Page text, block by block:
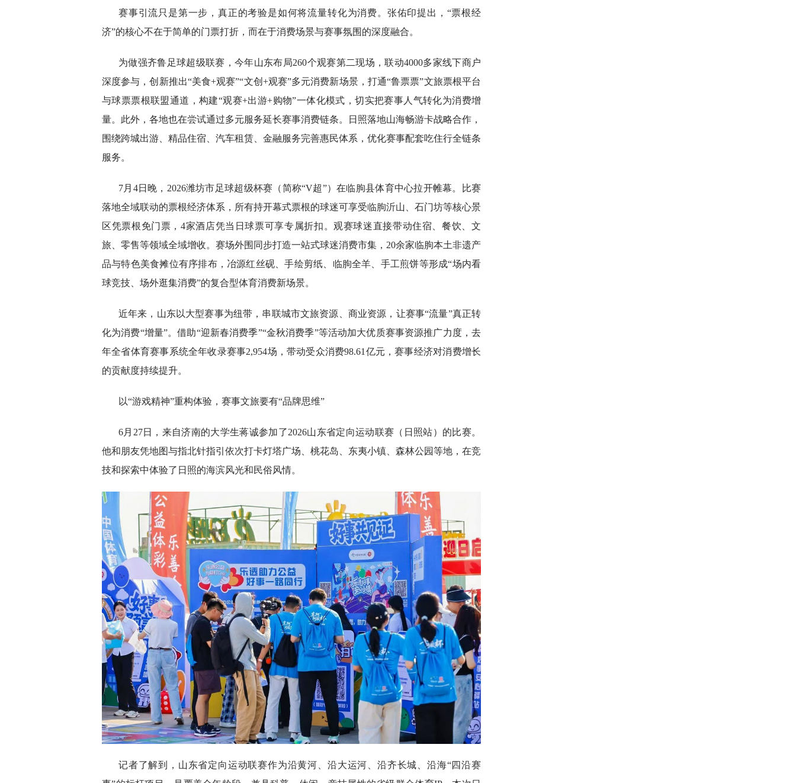
赛事引流只是第一步，真正的考验是如何将流量转化为消费。张佑印提出，“票根经
济”的核心不在于简单的门票打折，而在于消费场景与赛事氛围的深度融合。
为做强齐鲁足球超级联赛，今年山东布局260个观赛第二现场，联动4000多家线下商户
深度参与，创新推出“美食+观赛”“文创+观赛”多元消费新场景，打通“鲁票票”文旅票根平台
与球票票根联盟通道，构建“观赛+出游+购物”一体化模式，切实把赛事人气转化为消费增
量。此外，各地也在尝试通过多元服务延长赛事消费链条。日照落地山海畅游卡战略合作，
围绕跨城出游、精品住宿、汽车租赁、金融服务完善惠民体系，优化赛事配套吃住行全链条
服务。
7月4日晚，2026潍坊市足球超级杯赛（简称“V超”）在临朐县体育中心拉开帷幕。比赛
落地全域联动的票根经济体系，所有持开幕式票根的球迷可享受临朐沂山、石门坊等核心景
区凭票根免门票，4家酒店凭当日球票可享专属折扣。观赛球迷直接带动住宿、餐饮、文
旅、零售等领域全域增收。赛场外围同步打造一站式球迷消费市集，20余家临朐本土非遗产
品与特色美食摊位有序排布，冶源红丝砚、手绘剪纸、临朐全羊、手工煎饼等形成“场内看
球竞技、场外逛集消费”的复合型体育消费新场景。
近年来，山东以大型赛事为纽带，串联城市文旅资源、商业资源，让赛事“流量”真正转
化为消费“增量”。借助“迎新春消费季”“金秋消费季”等活动加大优质赛事资源推广力度，去
年全省体育赛事系统全年收录赛事2,954场，带动受众消费98.61亿元，赛事经济对消费增长
的贡献度持续提升。
以“游戏精神”重构体验，赛事文旅要有“品牌思维”
6月27日，来自济南的大学生蒋诚参加了2026山东省定向运动联赛（日照站）的比赛。
他和朋友凭地图与指北针指引依次打卡灯塔广场、桃花岛、东夷小镇、森林公园等地，在竞
技和探索中体验了日照的海滨风光和民俗风情。
记者了解到，山东省定向运动联赛作为沿黄河、沿大运河、沿齐长城、沿海“四沿赛